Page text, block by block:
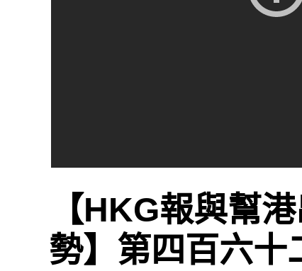
【HKG報與幫
勢】第四百六十